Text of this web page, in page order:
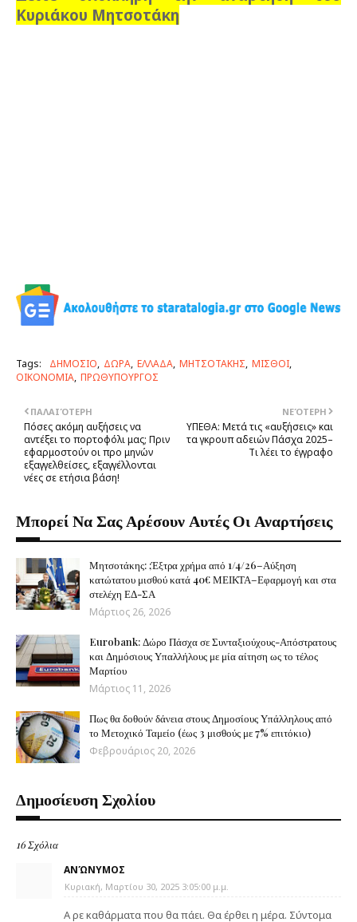
Κυριάκου Μητσοτάκη
Tags: ΔΗΜΟΣΙΟ ΔΩΡΑ ΕΛΛΑΔΑ ΜΗΤΣΟΤΑΚΗΣ ΜΙΣΘΟΙ
ΟΙΚΟΝΟΜΙΑ ΠΡΩΘΥΠΟΥΡΓΟΣ
ΝΕΌΤΕΡΗ
YΠEΘA: Μετά τις «αυξήσεις» και
τα γκρουπ αδειών Πάσχα 2025–
Tι λέει το έγγραφο
ΠΑΛΑΙΌΤΕΡΗ
Πόσες ακόμη αυξήσεις να
αντέξει το πορτοφόλι μας; Πριν
εφαρμοστούν οι προ μηνών
εξαγγελθείσες, εξαγγέλλονται
νέες σε ετήσια βάση!
Μπορεί Να Σας Αρέσουν Αυτές Οι Αναρτήσεις
Μητσοτάκης: ;Έξτρα χρήμα από 1/4/26–Αύξηση
κατώτατου μισθού κατά 40€ ΜΕΙΚΤΑ–Εφαρμογή και στα
στελέχη ΕΔ-ΣΑ
Μάρτιος 26, 2026
Eurobank: Δώρο Πάσχα σε Συνταξιούχους-Απόστρατους
και Δημόσιους Υπαλλήλους με μία αίτηση ως το τέλος
Μαρτίου
Μάρτιος 11, 2026
Πως θα δοθούν δάνεια στους Δημοσίους Υπάλληλους από
το Μετοχικό Ταμείο (έως 3 μισθούς με 7% επιτόκιο)
Φεβρουάριος 20, 2026
Δημοσίευση Σχολίου
16 Σχόλια
ΑΝΏΝΥΜΟΣ
Κυριακή, Μαρτίου 30, 2025 3:05:00 μ.μ.
Α ρε καθάρματα που θα πάει. Θα έρθει η μέρα. Σύντομα